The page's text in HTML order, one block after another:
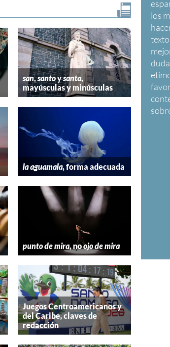
san,santoysanta,
mayúsculas y minúsculas
la aguamala, forma adecuada
punto de mira, noojo de mira
Juegos Centroamericanos y
del Caribe, claves de
redacción